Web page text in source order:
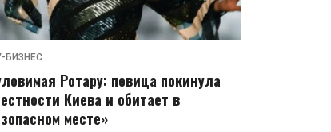
БИЗНЕС
Ротару: певица покинула
Киева и обитает в
месте»